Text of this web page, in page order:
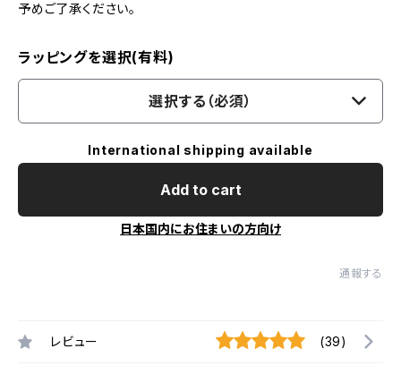
予めご了承ください。
ラッピングを選択(有料)
選択する（必須）
International shipping available
Add to cart
日本国内にお住まいの方向け
通報する
レビュー (39)